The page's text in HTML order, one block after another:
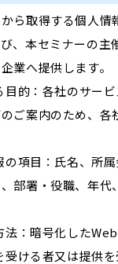
ら取得する個人情
、本セミナーの主
業へ提供します。
的：各社のサー
ご案内のため、各
項目：氏名、所
部署・役職、年代
法：暗号化した
ける者又は提供